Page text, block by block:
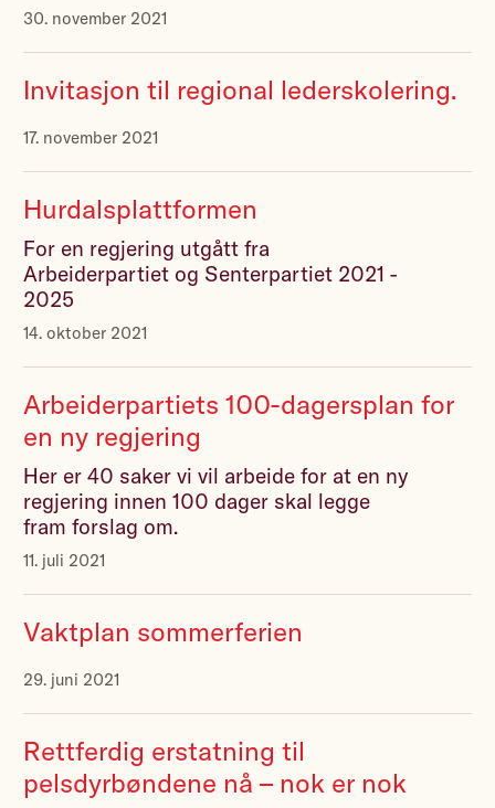
30. november 2021
Invitasjon til regional lederskolering.
17. november 2021
Hurdalsplattformen
14. oktober 2021
For en regjering utgått fra
Arbeiderpartiet og Senterpartiet 2021 -
2025
Arbeiderpartiets 100-dagersplan for
en ny regjering
11. juli 2021
Her er 40 saker vi vil arbeide for at en ny
regjering innen 100 dager skal legge
fram forslag om.
Vaktplan sommerferien
29. juni 2021
Rettferdig erstatning til
pelsdyrbøndene nå – nok er nok